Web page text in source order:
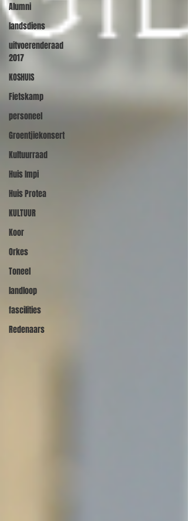
Alumni
landsdiens
uitvoerenderaad
2017
KOSHUIS
Fietskamp
personeel
Groentjiekonsert
Kultuurraad
Huis Impi
Huis Protea
KULTUUR
Koor
Orkes
Toneel
landloop
fascilities
Redenaars